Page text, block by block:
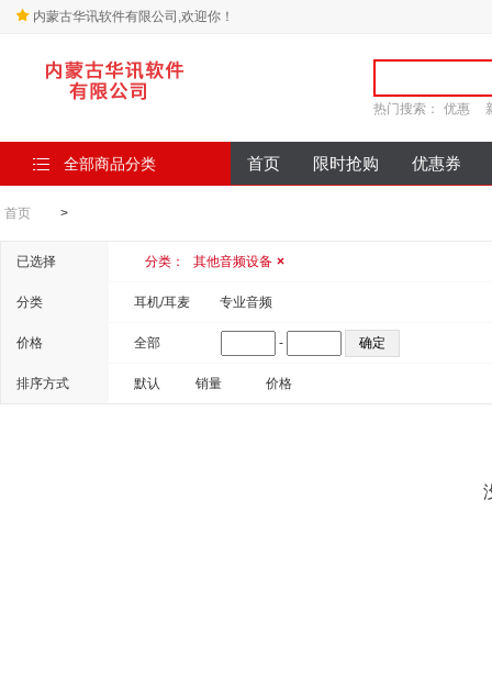
内蒙古华讯软件有限公司,欢迎你！
热门搜索： 优惠
全部商品分类 首页 限时抢购 优惠券
首页 >
已选择 分类： 其他音频设备 ×
分类 耳机/耳麦 专业音频
价格 全部 -
排序方式 默认 销量 价格